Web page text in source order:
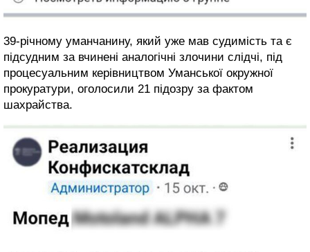
39-річному уманчанину, який уже мав судимість та є
підсудним за вчинені аналогічні злочини слідчі, під
процесуальним керівництвом Уманської окружної
прокуратури, оголосили 21 підозру за фактом
шахрайства.